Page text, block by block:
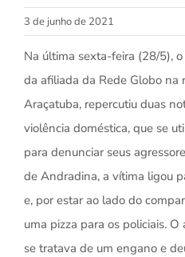
3 de junho de 2021
Na última sexta-feira (28/5),
da afiliada da Rede Globo na
Araçatuba, repercutiu duas
violência doméstica, que se
para denunciar seus
de Andradina, a vítima ligou
e, por estar ao lado do
uma pizza para os policiais.
se tratava de um engano e